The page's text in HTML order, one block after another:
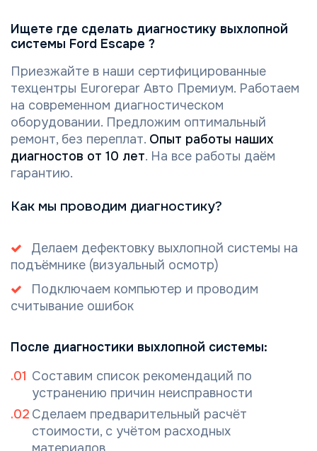
Ищете где сделать диагностику выхлопной
системы Ford Escape ?
Приезжайте в наши сертифицированные
техцентры Eurorepar Авто Премиум. Работаем
на современном диагностическом
оборудовании. Предложим оптимальный
ремонт, без переплат. Опыт работы наших
диагностов от 10 лет. На все работы даём
гарантию.
Как мы проводим диагностику?
Делаем дефектовку выхлопной системы на
подъёмнике (визуальный осмотр)
Подключаем компьютер и проводим
считывание ошибок
После диагностики выхлопной системы:
Составим список рекомендаций по
устранению причин неисправности
Сделаем предварительный расчёт
стоимости, с учётом расходных